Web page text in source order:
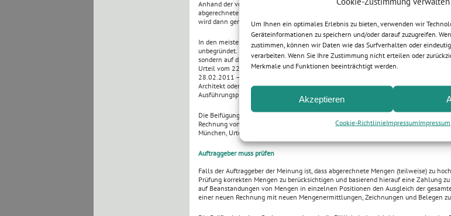
Um Ihnen ein optimales Erlebnis zu bieten, verwenden wir
Geräteinformationen zu speichern und/oder darauf zuzugreifen.
zustimmen, können wir Daten wie das Surfverhalten oder
verarbeiten. Wenn Sie Ihre Zustimmung nicht erteilen oder
Merkmale und Funktionen beeinträchtigt werden.
Akzeptieren
Cookie-RichtlinieImpressumImpressum
Anhand der vom Auftragnehmer mit der Schlussrechnung vorgelegten Unterlagen
abgerechneten Massen nicht nachvollzogen werden. Es läge ein Verstoß gegen § 14
wird dann gerne die gesamte Rechnung, jedenfalls aber die betreffende
In den meisten Fällen sind diese gerade von qualifizierten Bauherren oder deren
unbegründet. Die Verpflichtung zur Vorlage der in § 14 Abs. 1 Satz 2 VOB/B
sondern auf die Schriftstücke begrenzt, welche zur Nachvollziehbarkeit durch den
Urteil vom 22.11.2001 – VII ZR 168/00; OLG Karlsruhe, Urteil vom 02.12.2014 –
28.02.2011 – 12 U 1543/07). Es ist ausreichend, wenn der mit der
Architekt oder ein entsprechend qualifizierter Bauherr diese prüfen und
Ausführungsplanung ohnehin von ihm stammt oder er aber jedenfalls über
Die Beifügung von Plänen ist regelmäßig entbehrlich, wenn der Auftraggeber oder
Rechnung von Art und Umfang der Leistung selbst überzeugen kann (OLG Celle,
München, Urteil vom 03.02.1993 – 27 U 332/92).
Auftraggeber muss prüfen
Falls der Auftraggeber der Meinung ist, dass abgerechnete Mengen (teilweise) zu
Prüfung korrekten Mengen zu berücksichtigen und basierend hierauf eine Zahlung
auf Beanstandungen von Mengen in einzelnen Positionen den Ausgleich der
einer neuen Rechnung mit neuen Mengenermittlungen, Zeichnungen und Belegen